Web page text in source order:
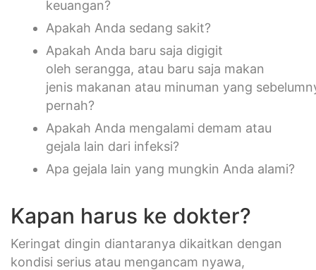
keuangan?
Apakah Anda sedang sakit?
Apakah Anda baru saja digigit
oleh serangga, atau baru saja makan
jenis makanan atau minuman yang
pernah?
Apakah Anda mengalami demam atau
gejala lain dari infeksi?
Apa gejala lain yang mungkin Anda alami?
Kapan harus ke dokter?
Keringat dingin diantaranya dikaitkan dengan
kondisi serius atau mengancam nyawa,